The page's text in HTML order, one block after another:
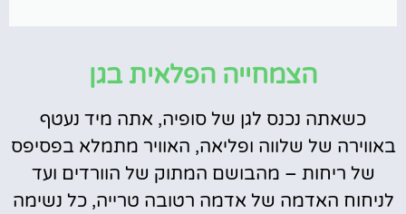
הצמחייה הפלאית בגן
כשאתה נכנס לגן של סופיה, אתה מיד נעטף
באווירה של שלווה ופליאה, האוויר מתמלא בפסיפס
של ריחות – מהבושם המתוק של הוורדים ועד
לניחוח האדמה של אדמה רטובה טרייה, כל נשימה